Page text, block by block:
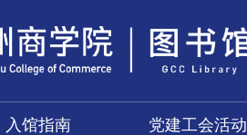
入馆指南 党建工会活动